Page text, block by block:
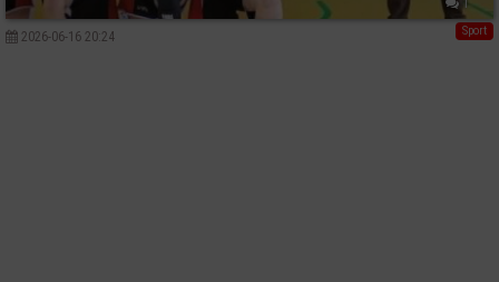
1
Sport
2026-06-16 20:24